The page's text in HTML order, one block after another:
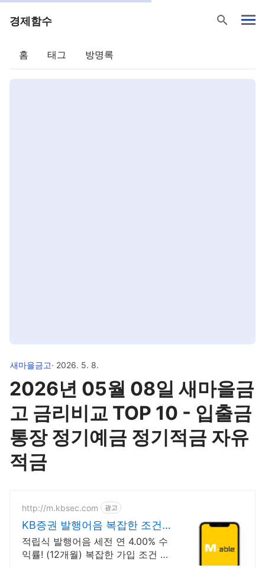
경제함수 search
홈 태그 방명록
새마을금고· 2026. 5. 8.
2026년 05월 08일 새마을금
고 금리비교 TOP 10 - 입출금
통장 정기예금 정기적금 자유
적금
http://m.kbsec.com 광고
KB증권 발행어음 복잡한 조건
없이 누구나
적립식 발행어음 세전 연 4.00% 수
익률! (12개월) 복잡한 가입 조건 없